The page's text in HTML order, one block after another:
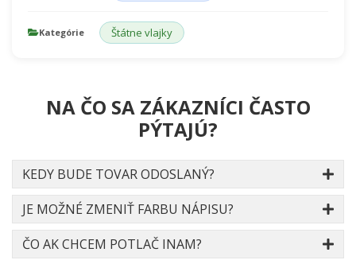
Kategórie Štátne vlajky
NA ČO SA ZÁKAZNÍCI ČASTO
PÝTAJÚ?
KEDY BUDE TOVAR ODOSLANÝ?
JE MOŽNÉ ZMENIŤ FARBU NÁPISU?
ČO AK CHCEM POTLAČ INAM?